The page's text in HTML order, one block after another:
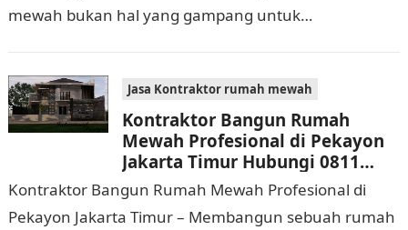
mewah bukan hal yang gampang untuk
Jasa Kontraktor rumah mewah
Kontraktor Bangun Rumah
Mewah Profesional di Pekayon
Jakarta Timur Hubungi 0811
9933 588
Kontraktor Bangun Rumah Mewah Profesional di
Pekayon Jakarta Timur – Membangun sebuah rumah